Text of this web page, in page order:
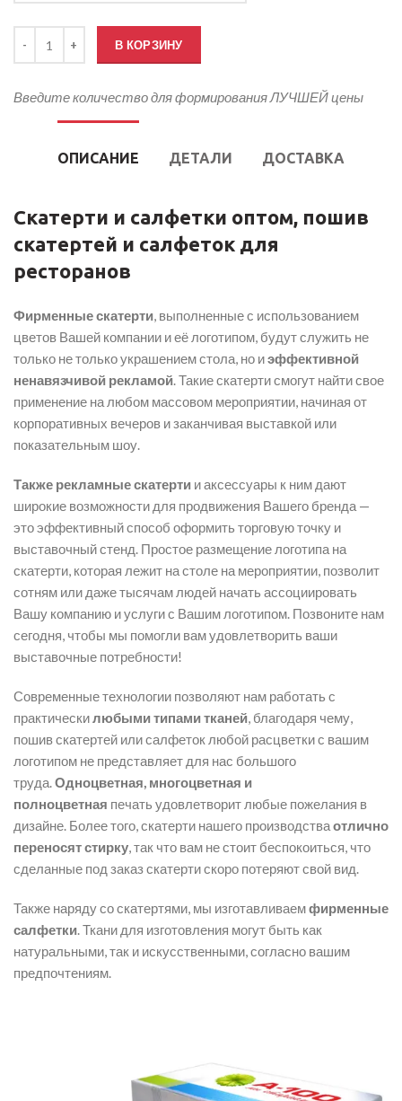
В КОРЗИНУ
Введите количество для формирования ЛУЧШЕЙ цены
ОПИСАНИЕ ДЕТАЛИ ДОСТАВКА
Скатерти и салфетки оптом, пошив
скатертей и салфеток для
ресторанов
Фирменные скатерти, выполненные с использованием
цветов Вашей компании и её логотипом, будут служить не
только не только украшением стола, но иэффективной
ненавязчивой рекламой. Такие скатерти смогут найти свое
применение на любом массовом мероприятии, начиная от
корпоративных вечеров и заканчивая выставкой или
показательным шоу.
Также рекламные скатерти и аксессуары к ним дают
широкие возможности для продвижения Вашего бренда —
это эффективный способ оформить торговую точку и
выставочный стенд. Простое размещение логотипа на
скатерти, которая лежит на столе на мероприятии, позволит
сотням или даже тысячам людей начать ассоциировать
Вашу компанию и услуги с Вашим логотипом. Позвоните нам
сегодня, чтобы мы помогли вам удовлетворить ваши
выставочные потребности!
Современные технологии позволяют нам работать с
практическилюбыми типами тканей, благодаря чему,
пошив скатертей или салфеток любой расцветки с вашим
логотипом не представляет для нас большого
труда.Одноцветная, многоцветная и
полноцветная печать удовлетворит любые пожелания в
дизайне. Более того, скатерти нашего производстваотлично
переносят стирку, так что вам не стоит беспокоиться, что
сделанные под заказ скатерти скоро потеряют свой вид.
Также наряду со скатертями, мы изготавливаемфирменные
салфетки. Ткани для изготовления могут быть как
натуральными, так и искусственными, согласно вашим
предпочтениям.